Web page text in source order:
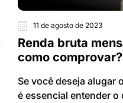
11 de agosto de 2023
Renda bruta
como comprovar?
Se você deseja alugar
é essencial entender o